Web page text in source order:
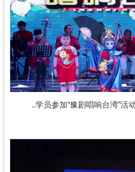
..学员参加“豫剧唱响台湾”活